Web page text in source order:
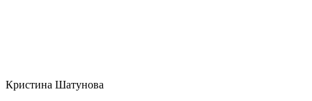
Кристина Шатунова